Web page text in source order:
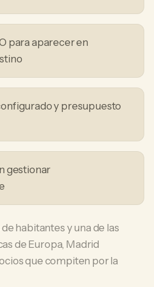
para aparecer en
y presupuesto
gestionar
habitantes y una de las
de Europa, Madrid
que compiten por la